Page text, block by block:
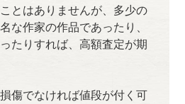
とはありませんが、多少の
な作家の作品であったり、
たりすれば、高額査定が期
傷でなければ値段が付く可